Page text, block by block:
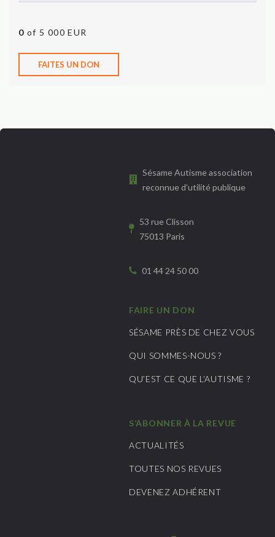
0 of 5 000 EUR
FAITES UN DON
Sésame Autisme association
reconnue d’utilité publique
53 rue Clisson
75013 Paris
01 44 24 50 00
FAIRE UN DON
SÉSAME PRÈS DE CHEZ VOUS
QUI SOMMES-NOUS ?
QU’EST CE QUE L’AUTISME ?
S’ABONNER À LA REVUE
ACTUALITÉS
TOUTES NOS REVUES
DEVENEZ ADHÉRENT